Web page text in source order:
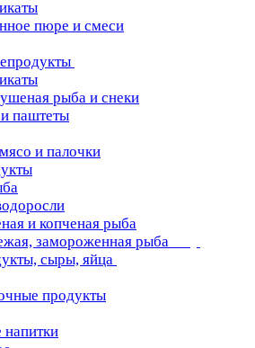
пюре и смеси
рыба и снеки
паштеты
и палочки
и копченая рыба
замороженная рыба
сыры, яйца
продукты